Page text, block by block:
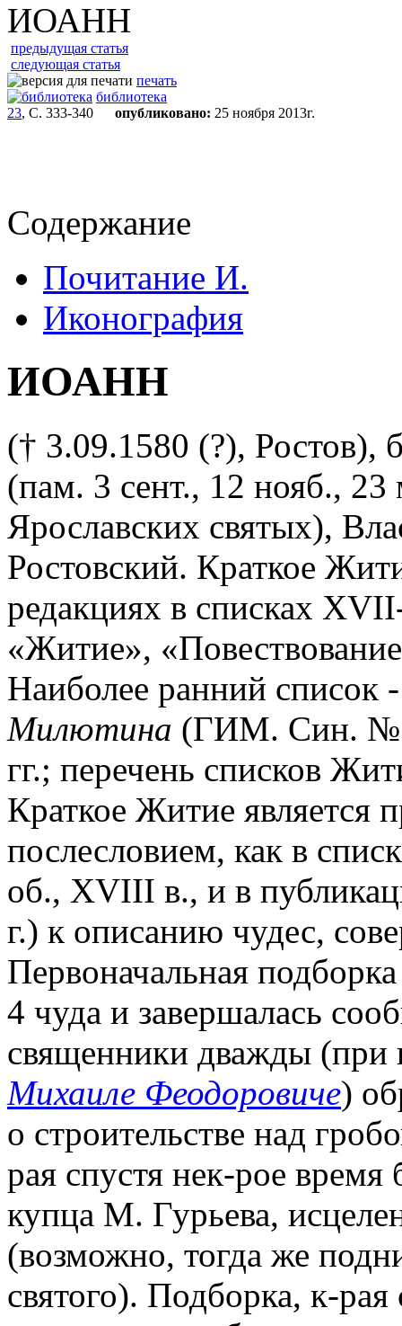
ИОАНН
предыдущая статья
следующая статья
печать
библиотека
23, С. 333-340 опубликовано: 25 ноября 2013г.
Содержание
Почитание И.
Иконография
ИОАНН
(† 3.09.1580 (?),
(пам. 3 сент., 12 нояб.,
Ярославских святых),
Ростовский. Краткое
редакциях в списках
«Житие»,
Наиболее ранний
Милютина (ГИМ. Син. №
гг.; перечень списков
Краткое Житие является
послесловием, как в
об., XVIII в., и в
г.) к описанию чудес,
Первоначальная
4 чуда и завершалась
священники дважды (при
Михаиле Феодоровиче)
о строительстве над
рая спустя нек-рое время
купца М. Гурьева,
(возможно, тогда же
святого). Подборка, к-рая